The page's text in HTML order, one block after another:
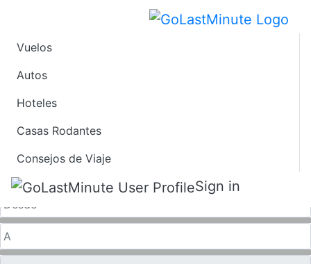
Vuelos
Autos
Hoteles
Casas Rodantes
Consejos de Viaje
Sign in
Vuelos de Último
Sacramento
Solo ida